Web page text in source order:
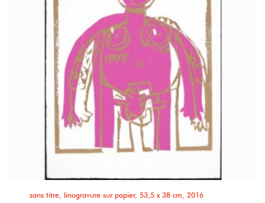
sans titre, linogravure sur papier, 53,5 x 38 cm, 2016